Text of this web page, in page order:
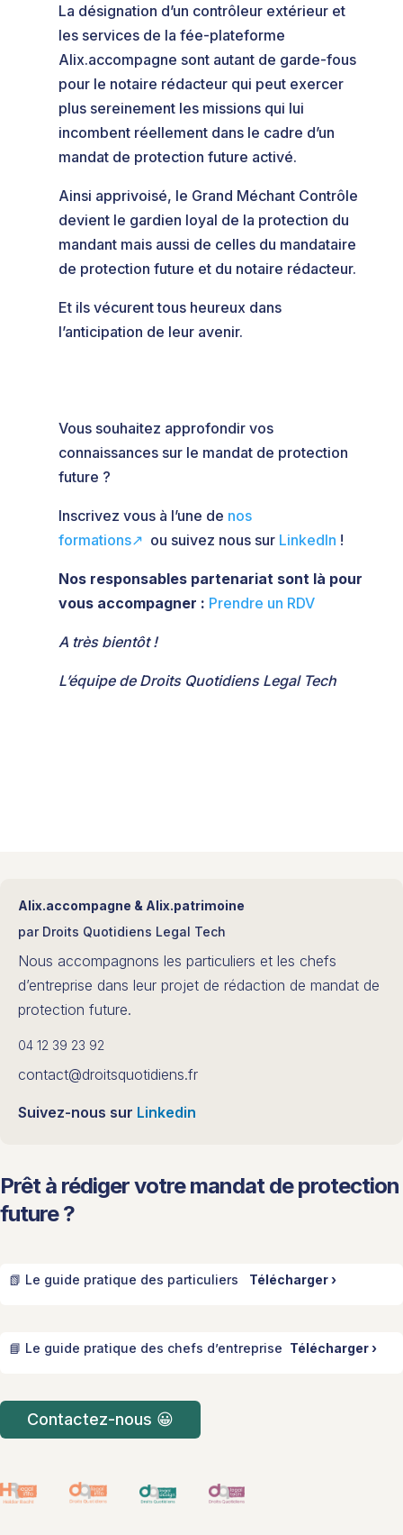
La désignation d’un contrôleur extérieur et
les services de la fée-plateforme
Alix.accompagne sont autant de garde-fous
pour le notaire rédacteur qui peut exercer
plus sereinement les missions qui lui
incombent réellement dans le cadre d’un
mandat de protection future activé.
Ainsi apprivoisé, le Grand Méchant Contrôle
devient le gardien loyal de la protection du
mandant mais aussi de celles du mandataire
de protection future et du notaire rédacteur.
Et ils vécurent tous heureux dans
l’anticipation de leur avenir.
Vous souhaitez approfondir vos
connaissances sur le mandat de protection
future ?
Inscrivez vous à l’une de nos
formations↗️ ou suivez nous sur LinkedIn !
Nos responsables partenariat sont là pour
vous accompagner : Prendre un RDV
A très bientôt !
L’équipe de Droits Quotidiens Legal Tech
Alix.accompagne & Alix.patrimoine
par Droits Quotidiens Legal Tech
Nous accompagnons les particuliers et les chefs
d’entreprise dans leur projet de rédaction de mandat de
protection future.
04 12 39 23 92
contact@droitsquotidiens.fr
Suivez-nous sur Linkedin
Prêt à rédiger votre mandat de protection
future ?
📗 Le guide pratique des particuliers Télécharger ›
📘 Le guide pratique des chefs d’entreprise Télécharger ›
Contactez-nous 😀